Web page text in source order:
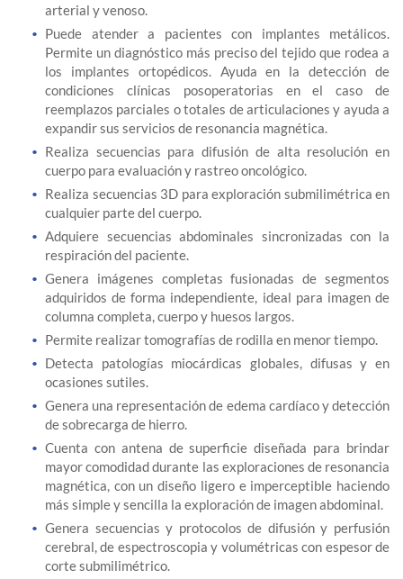
arterial y venoso.
Puede atender a pacientes con implantes metálicos.
Permite un diagnóstico más preciso del tejido que rodea a
los implantes ortopédicos. Ayuda en la detección de
condiciones clínicas posoperatorias en el caso de
reemplazos parciales o totales de articulaciones y ayuda a
expandir sus servicios de resonancia magnética.
Realiza secuencias para difusión de alta resolución en
cuerpo para evaluación y rastreo oncológico.
Realiza secuencias 3D para exploración submilimétrica en
cualquier parte del cuerpo.
Adquiere secuencias abdominales sincronizadas con la
respiración del paciente.
Genera imágenes completas fusionadas de segmentos
adquiridos de forma independiente, ideal para imagen de
columna completa, cuerpo y huesos largos.
Permite realizar tomografías de rodilla en menor tiempo.
Detecta patologías miocárdicas globales, difusas y en
ocasiones sutiles.
Genera una representación de edema cardíaco y detección
de sobrecarga de hierro.
Cuenta con antena de superficie diseñada para brindar
mayor comodidad durante las exploraciones de resonancia
magnética, con un diseño ligero e imperceptible haciendo
más simple y sencilla la exploración de imagen abdominal.
Genera secuencias y protocolos de difusión y perfusión
cerebral, de espectroscopia y volumétricas con espesor de
corte submilimétrico.